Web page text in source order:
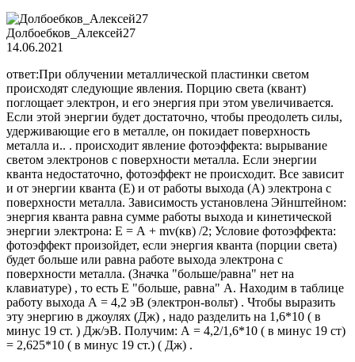
Долбоебков_Алексей27
14.06.2021
ответ:При облучении металлической пластинки светом
происходят следующие явления. Порцию света (квант)
поглощает электрон, и его энергия при этом увеличивается.
Если этой энергии будет достаточно, чтобы преодолеть силы,
удерживающие его в металле, он покидает поверхность
металла и.. . происходит явление фотоэффекта: вырывание
светом электронов с поверхности металла. Если энергии
кванта недостаточно, фотоэффект не происходит. Все зависит
и от энергии кванта (Е) и от работы выхода (А) электрона с
поверхности металла. Зависимость установлена Эйнштейном:
энергия кванта равна сумме работы выхода и кинетической
энергии электрона: Е = А + mv(кв) /2; Условие фотоэффекта:
фотоэффект произойдет, если энергия кванта (порции света)
будет больше или равна работе выхода электрона с
поверхности металла. (Значка "больше/равна" нет на
клавиатуре) , то есть Е "больше, равна" А. Находим в таблице
работу выхода А = 4,2 эВ (электрон-вольт) . Чтобы выразить
эту энергию в джоулях (Дж) , надо разделить на 1,6*10 ( в
минус 19 ст. ) Дж/эВ. Получим: А = 4,2/1,6*10 ( в минус 19 ст)
= 2,625*10 ( в минус 19 ст.) ( Дж) .